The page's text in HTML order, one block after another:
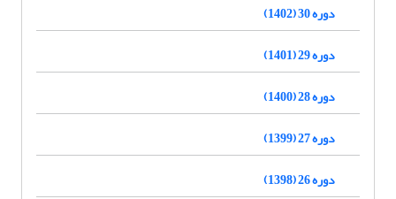
دوره 30 (1402)
دوره 29 (1401)
دوره 28 (1400)
دوره 27 (1399)
دوره 26 (1398)